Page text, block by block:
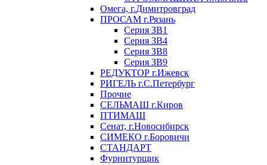
Омега, г.Димитровград
ПРОСАМ г.Рязань
Серия ЗВ1
Серия ЗВ4
Серия ЗВ8
Серия ЗВ9
РЕДУКТОР г.Ижевск
РИГЕЛЬ г.С.Петербург
Прочие
СЕЛЬМАШ г.Киров
ПТИМАШ
Сенат, г.Новосибирск
СИМЕКО г.Боровичи
СТАНДАРТ
Фурнитурщик